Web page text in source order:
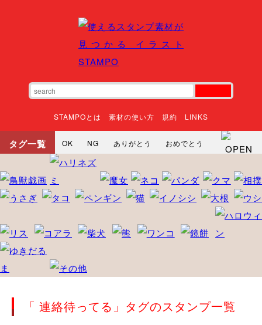
STAMPOとは 素材の使い方 規約 LINKS
タグ一覧 OK NG ありがとう
おめでとう
寝る
やったね
ごめんなさい やった
怒る
悲しい
だるい 衝撃 まったり
暇
るんるん ファイト
焦る
向かってます
じー
「 連絡待ってる」タグのスタンプ一覧